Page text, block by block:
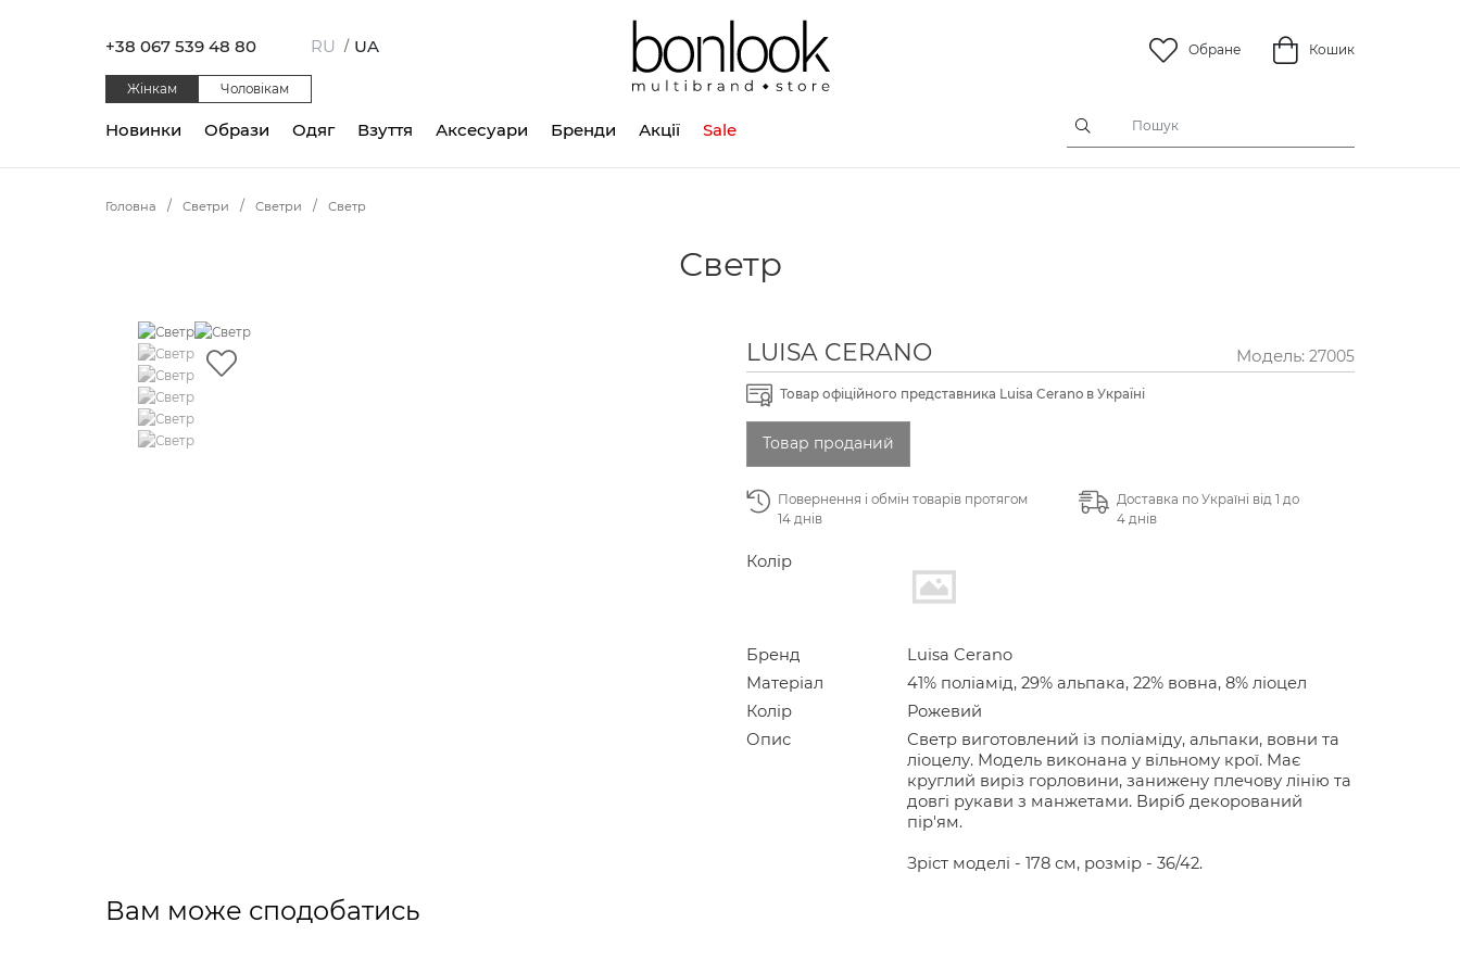
+38 067 539 48 80 RU / UA Обране Кошик
Жінкам Чоловікам
Одяг Взуття Аксесуари
Новинки Образи Бренди Акції Sale
Головна Светри Светри Светр
Светр
LUISA CERANO Модель: 27005
Товар офіційного представника Luisa Cerano в Україні
Товар проданий
Повернення і обмін товарів протягом
14 днів
Доставка по Україні від 1 до
4 днів
Колір
Бренд
Luisa Cerano
Матеріал
41% поліамід, 29% альпака, 22% вовна, 8% ліоцел
Колір
Рожевий
Опис
Светр виготовлений із поліаміду, альпаки, вовни та
ліоцелу. Модель виконана у вільному крої. Має
круглий виріз горловини, занижену плечову лінію та
довгі рукави з манжетами. Виріб декорований
пір'ям.
Зріст моделі - 178 см, розмір - 36/42.
Вам може сподобатись